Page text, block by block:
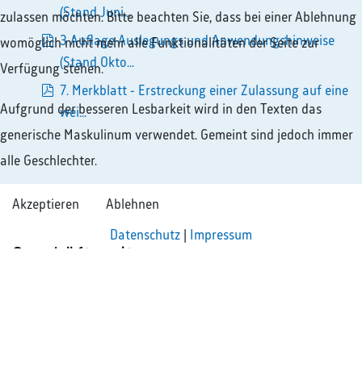
pdf(Stand Juni...
pdf
3 Auflage Auslegungs und Anwendungshinweise
(Stand Okto...
pdf
7. Merkblatt - Erstreckung einer Zulassung auf eine
wei...
Geschäftszeiten
zulassen möchten. Bitte beachten Sie, dass bei einer Ablehnung
womöglich nicht mehr alle Funktionalitäten der Seite zur
Verfügung stehen.
Aufgrund der besseren Lesbarkeit wird in den Texten das
generische Maskulinum verwendet. Gemeint sind jedoch immer
alle Geschlechter.
Akzeptieren Ablehnen
Datenschutz Impressum